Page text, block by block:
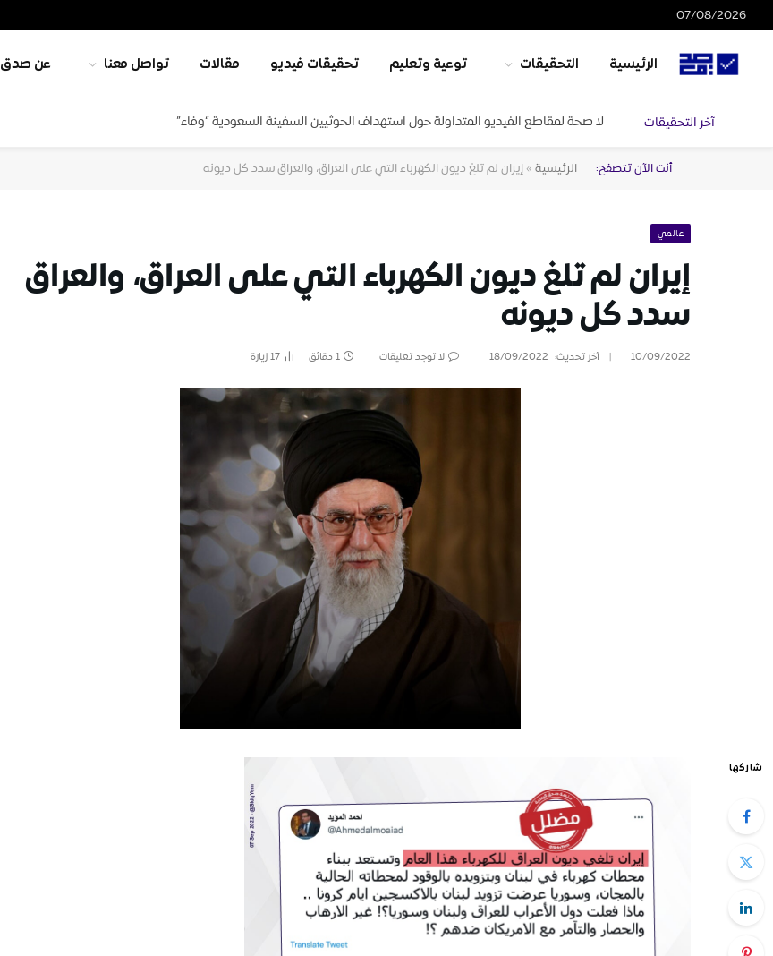
07/08/2026
الرئيسية التحقيقات توعية وتعليم تحقيقات فيديو مقالات تواصل معنا عن صدق
آخر التحقيقات لا صحة لمقاطع الفيديو المتداولة حول استهداف الحوثيين السفينة السعودية “وفاء”
أنت الآن تتصفح: الرئيسية» إيران لم تلغ ديون الكهرباء التي على العراق، والعراق سدد كل ديونه
عالمي
إيران لم تلغ ديون الكهرباء التي على العراق، والعراق
سدد كل ديونه
10/09/2022 آخر تحديث: 18/09/2022 لا توجد تعليقات 1 دقائق 17زيارة
شاركها